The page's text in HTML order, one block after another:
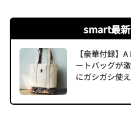
smart最
【豪華付録】
ートバッグが
にガシガシ使